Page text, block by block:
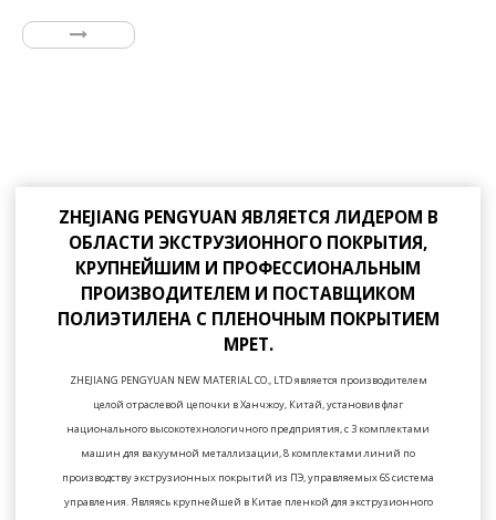
вашего дома. Вы заметите значительное сокращение счетов
при небольших вложениях, что поможет вам сэкономить
ZHEJIANG PENGYUAN ЯВЛЯЕТСЯ ЛИДЕРОМ В
ОБЛАСТИ ЭКСТРУЗИОННОГО ПОКРЫТИЯ,
КРУПНЕЙШИМ И ПРОФЕССИОНАЛЬНЫМ
ПРОИЗВОДИТЕЛЕМ И ПОСТАВЩИКОМ
ПОЛИЭТИЛЕНА С ПЛЕНОЧНЫМ ПОКРЫТИЕМ
MPET.
ZHEJIANG PENGYUAN NEW MATERIAL CO., LTD является производителем
целой отраслевой цепочки в Ханчжоу, Китай, установив флаг
национального высокотехнологичного предприятия, с 3 комплектами
машин для вакуумной металлизации, 8 комплектами линий по
производству экструзионных покрытий из ПЭ, управляемых 6S система
управления. Являясь крупнейшей в Китае пленкой для экструзионного